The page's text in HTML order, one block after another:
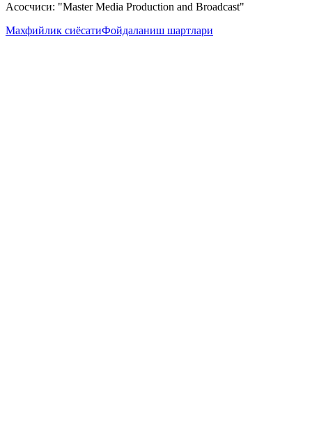
Асосчиси: "Master Media Production and Broadcast"
Махфийлик сиёсатиФойдаланиш шартлари